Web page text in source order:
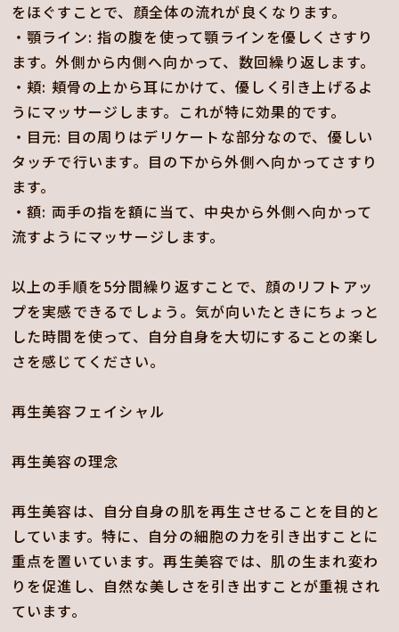
をほぐすことで、顔全体の流れが良くなります。
・顎ライン: 指の腹を使って顎ラインを優しくさすり
ます。外側から内側へ向かって、数回繰り返します。
・頬: 頬骨の上から耳にかけて、優しく引き上げるよ
うにマッサージします。これが特に効果的です。
・目元: 目の周りはデリケートな部分なので、優しい
タッチで行います。目の下から外側へ向かってさすり
ます。
・額: 両手の指を額に当て、中央から外側へ向かって
流すようにマッサージします。
以上の手順を5分間繰り返すことで、顔のリフトアッ
プを実感できるでしょう。気が向いたときにちょっと
した時間を使って、自分自身を大切にすることの楽し
さを感じてください。
再生美容フェイシャル
再生美容の理念
再生美容は、自分自身の肌を再生させることを目的と
しています。特に、自分の細胞の力を引き出すことに
重点を置いています。再生美容では、肌の生まれ変わ
りを促進し、自然な美しさを引き出すことが重視され
ています。